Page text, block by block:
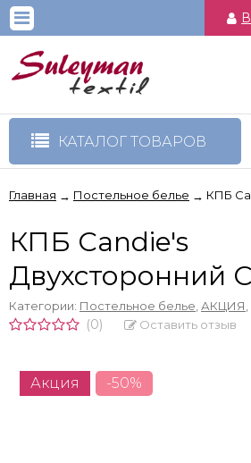
КАТАЛОГ ТОВАРОВ
Главная → Постельное белье → КПБ
КПБ Candie's
Двухсторонний
Категории: Постельное белье АКЦИЯ
(0) Оставить отзыв
Акция -50%